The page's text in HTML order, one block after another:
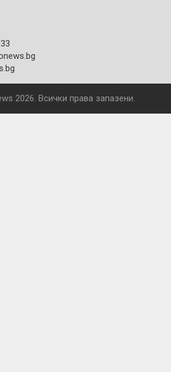
2026. Всички права запазени.